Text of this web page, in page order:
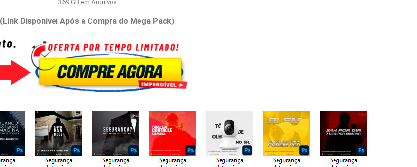
Inicio ⭐Bônus e Extras 🔐Área de Membros
3.69 GB em Arquivos
(Link Disponível Após a Compra do Mega Pack)